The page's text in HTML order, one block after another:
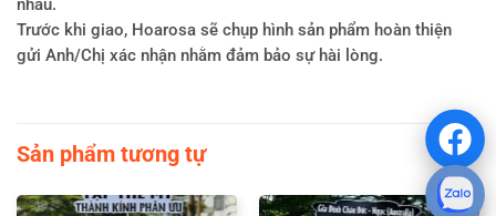
nhau.
Trước khi giao, Hoarosa sẽ chụp hình sản phẩm hoàn thiện
gửi Anh/Chị xác nhận nhằm đảm bảo sự hài lòng.
Sản phẩm tương tự